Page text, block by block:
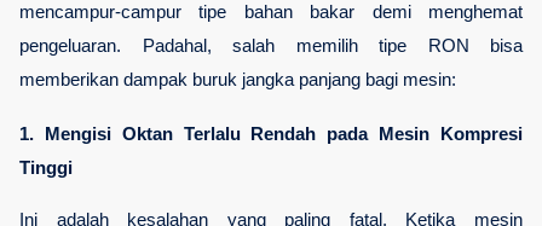
mencampur-campur tipe bahan bakar demi menghemat
pengeluaran. Padahal, salah memilih tipe RON bisa
memberikan dampak buruk jangka panjang bagi mesin:
1.
Mengisi Oktan Terlalu Rendah pada Mesin Kompresi
Tinggi
Ini adalah kesalahan yang paling fatal. Ketika mesin